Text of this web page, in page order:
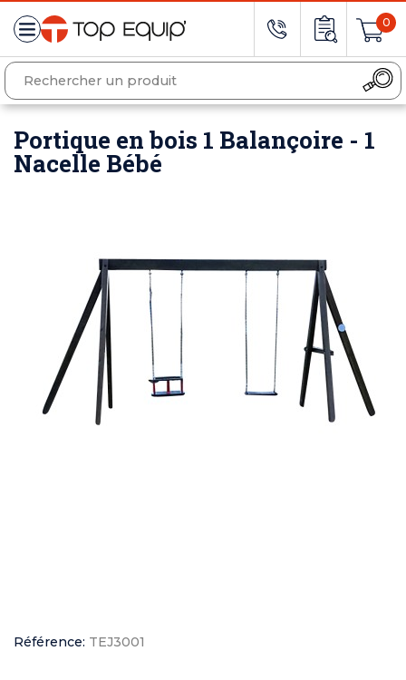
0
Portique en bois 1 Balançoire - 1
Nacelle Bébé
Référence: TEJ3001